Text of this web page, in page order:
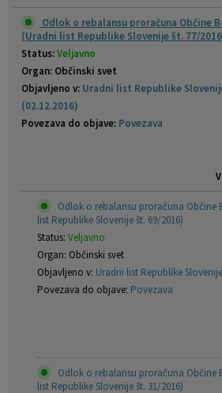
Odlok o rebalansu proračuna Občine
(Uradni list Republike Slovenije št. 77/
Status:Veljavno
Organ: Občinski svet
Objavljeno v: Uradni list Republike
(02.12.2016)
Povezava do objave: Povezava
Odlok o rebalansu proračuna Občine
list Republike Slovenije št. 69/2016)
Status: Veljavno
Organ: Občinski svet
Objavljeno v: Uradni list Republike
Povezava do objave: Povezava
Odlok o rebalansu proračuna Občine
list Republike Slovenije št. 31/2016)